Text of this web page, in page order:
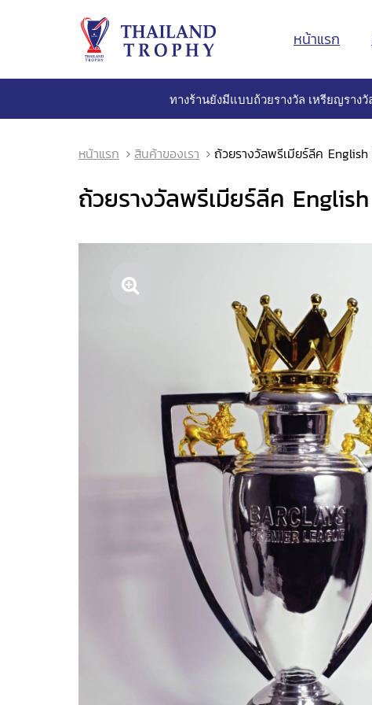
หน้าแรก
ทางร้านยังมีแบบถ้วยรางวัล เหรียญรา
หน้าแรก สินค้าของเรา ถ้วยรางวัลพรีเมียร์ลีค
ถ้วยรางวัลพรีเมียร์ลีค